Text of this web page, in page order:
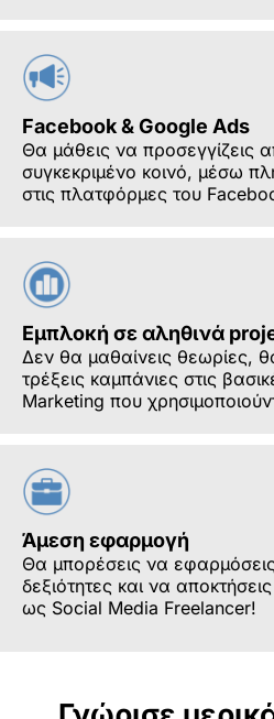
Facebook & Google Ads
Θα μάθεις να προσεγγίζεις
συγκεκριμένο κοινό, μέσω
στις πλατφόρμες του
Εμπλοκή σε αληθινά
Δεν θα μαθαίνεις θεωρίες,
τρέξεις καμπάνιες στις
Marketing που
Άμεση εφαρμογή
Θα μπορέσεις να
δεξιότητες και να
ως Social Media Freelancer!